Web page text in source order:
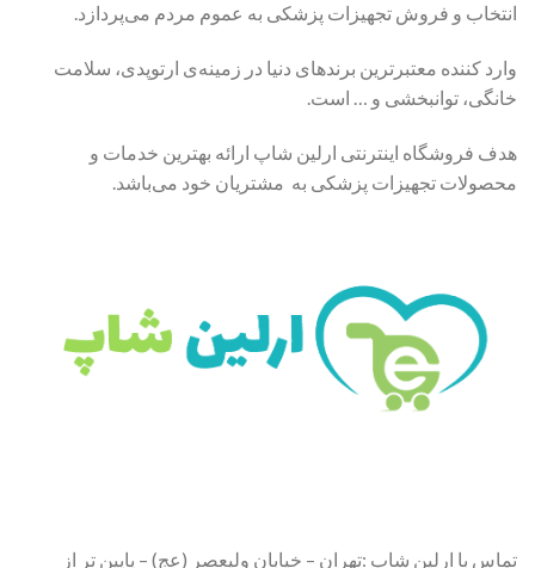
انتخاب و فروش تجهیزات پزشکی به عموم مردم می‌پردازد.
وارد کننده معتبرترین برندهای دنیا در زمینه‌ی ارتوپدی، سلامت
خانگی، توانبخشی و … است.
هدف فروشگاه اینترنتی ارلین شاپ ارائه بهترین خدمات و
محصولات تجهیزات پزشکی به مشتریان خود می‌باشد.
تماس با ارلین شاپ :تهران – خیابان ولیعصر (عج) – پایین تر از